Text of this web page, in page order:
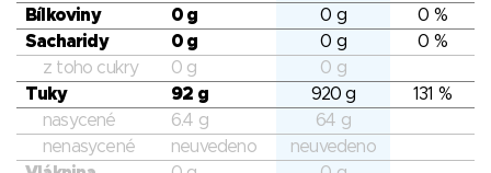
Bílkoviny
0 g 0 g
0 %
Sacharidy
0 g 0 g
0 %
z toho cukry
0 g
0 g
Tuky
92 g 920 g
131 %
nasycené
6.4 g
64 g
nenasycené
neuvedeno
neuvedeno